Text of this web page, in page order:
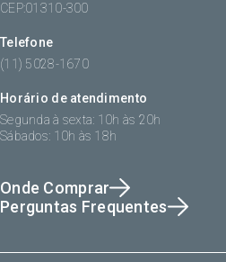
CEP:01310-300
Telefone
(11) 5028-1670
Horário de atendimento
Segunda à sexta: 10h às 20h
Sábados: 10h às 18h
Onde Comprar
Perguntas Frequentes